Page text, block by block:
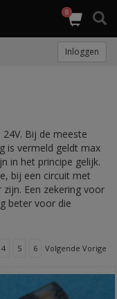
0
Inloggen
Bij de meeste
is vermeld geldt max
in het principe gelijk.
bij een circuit met
Een zekering voor
beter voor die
4 5 6 Volgende Vorige